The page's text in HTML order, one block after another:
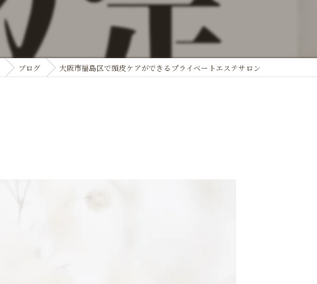
ブログ 大阪市福島区で頭皮ケアができるプライベートエステサロン